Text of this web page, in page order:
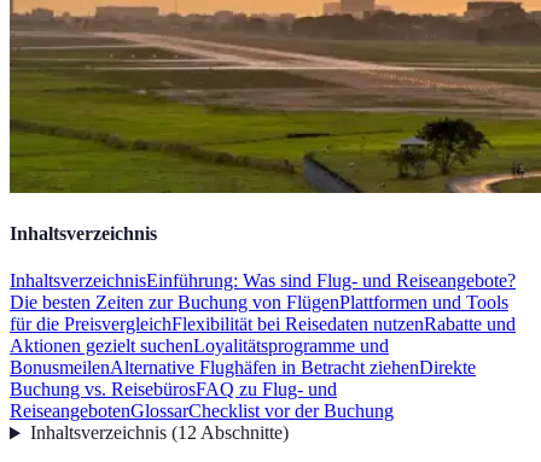
Inhaltsverzeichnis
InhaltsverzeichnisEinführung: Was sind Flug- und Reiseangebote?
Die besten Zeiten zur Buchung von FlügenPlattformen und Tools
für die PreisvergleichFlexibilität bei Reisedaten nutzenRabatte und
Aktionen gezielt suchenLoyalitätsprogramme und
BonusmeilenAlternative Flughäfen in Betracht ziehenDirekte
Buchung vs. ReisebürosFAQ zu Flug- und
ReiseangebotenGlossarChecklist vor der Buchung
Inhaltsverzeichnis(12Abschnitte)